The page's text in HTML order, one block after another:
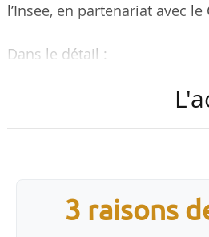
l’Insee, en partenariat avec
Dans le détail :
Sur un an (du T3 2024 au
pour le troisième trimestre
au T2 et +0,3 % au T1. Les
3 raisons